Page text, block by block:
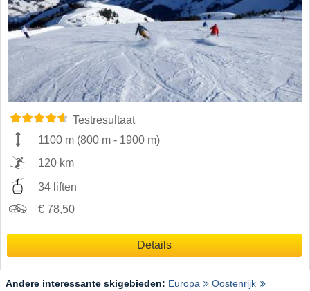
Testresultaat
1100 m (800 m - 1900 m)
120 km
34 liften
€ 78,50
Details
Andere interessante skigebieden: Europa
Oostenrijk